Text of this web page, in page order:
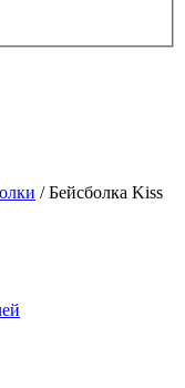
/Бейсболка Kiss